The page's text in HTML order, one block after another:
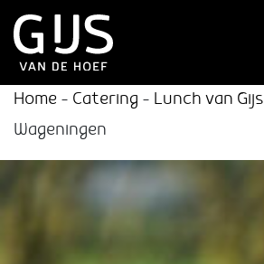
Home - Catering - Lunch van Gijs
Wageningen